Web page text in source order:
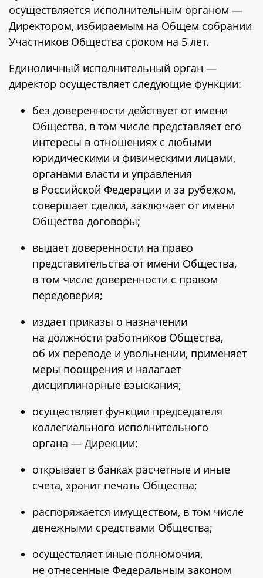
осуществляется исполнительным органом —
Директором, избираемым на Общем собрании
Участников Общества сроком на 5 лет.
Единоличный исполнительный орган —
директор осуществляет следующие функции:
без доверенности действует от имени
Общества, в том числе представляет его
интересы в отношениях с любыми
юридическими и физическими лицами,
органами власти и управления
в Российской Федерации и за рубежом,
совершает сделки, заключает от имени
Общества договоры;
выдает доверенности на право
представительства от имени Общества,
в том числе доверенности с правом
передоверия;
издает приказы о назначении
на должности работников Общества,
об их переводе и увольнении, применяет
меры поощрения и налагает
дисциплинарные взыскания;
осуществляет функции председателя
коллегиального исполнительного
органа — Дирекции;
открывает в банках расчетные и иные
счета, хранит печать Общества;
распоряжается имуществом, в том числе
денежными средствами Общества;
осуществляет иные полномочия,
не отнесенные Федеральным законом